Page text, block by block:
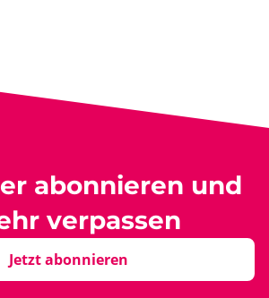
abonnieren und
verpassen
Jetzt abonnieren